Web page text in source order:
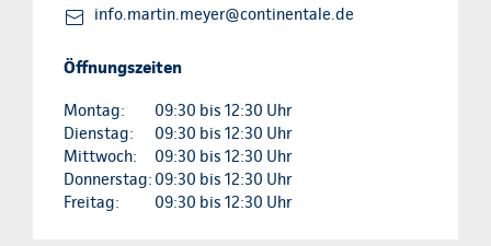
info.martin.meyer@continentale.de
Öffnungszeiten
Montag:
09:30 bis 12:30 Uhr
Dienstag:
09:30 bis 12:30 Uhr
Mittwoch:
09:30 bis 12:30 Uhr
Donnerstag: 09:30 bis 12:30 Uhr
Freitag:
09:30 bis 12:30 Uhr